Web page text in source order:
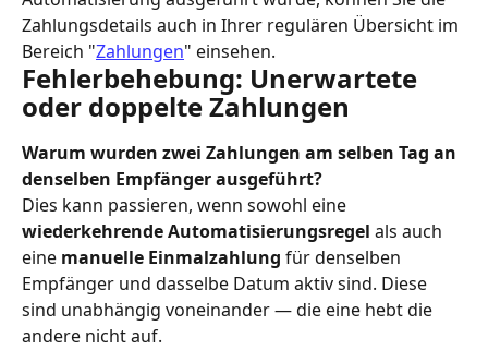
Zahlungsdetails auch in Ihrer regulären Übersicht im
Bereich "Zahlungen" einsehen.
Fehlerbehebung: Unerwartete
oder doppelte Zahlungen
Warum wurden zwei Zahlungen am selben Tag an
denselben Empfänger ausgeführt?
Dies kann passieren, wenn sowohl eine
wiederkehrende Automatisierungsregel als auch
eine manuelle Einmalzahlung für denselben
Empfänger und dasselbe Datum aktiv sind. Diese
sind unabhängig voneinander — die eine hebt die
andere nicht auf.